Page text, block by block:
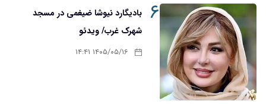
۶
بادیگارد نیوشا ضیغمی در مسجد
شهرک غرب/ ویدئو
۱۴۰۵/۰۵/۱۶ ۱۴:۴۱